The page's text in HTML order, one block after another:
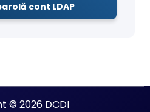
cont LDAP
© 2026 DCDI